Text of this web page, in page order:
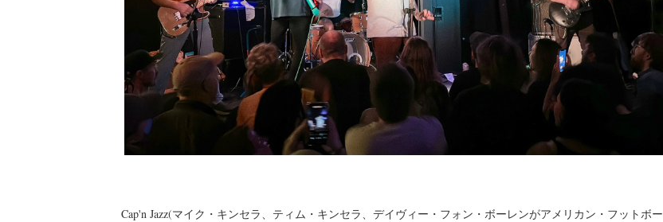
Cap'n Jazz(マイク・キンセラ、ティム・キンセラ、デイヴィー・フォン・ボーレンがアメリカン・フットボー